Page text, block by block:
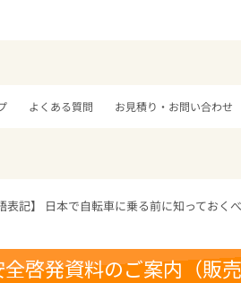
よくある質問 お見積り・お問い合わせ
表記】 日本で自転車に乗る前に知っておく
啓発資料のご案内（販売